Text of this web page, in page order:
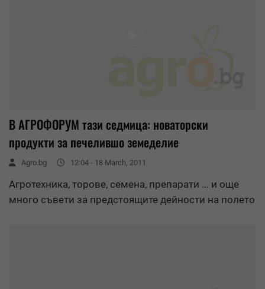
В АГРОФОРУМ тази седмица: новаторски
продукти за печелившо земеделие
Agro.bg 12:04 - 18 March, 2011
Агротехника, торове, семена, препарати ... и още
много съвети за предстоящите дейности на полето